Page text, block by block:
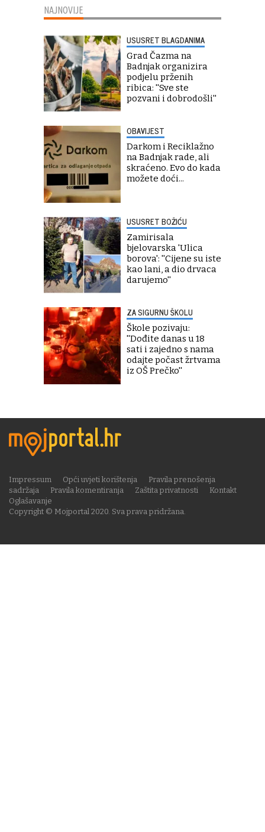
NAJNOVIJE
USUSRET BLAGDANIMA
Grad Čazma na
Badnjak organizira
podjelu prženih
ribica: ''Sve ste
pozvani i dobrodošli''
OBAVIJEST
Darkom i Reciklažno
na Badnjak rade, ali
skraćeno. Evo do kada
možete doći...
USUSRET BOŽIĆU
Zamirisala
bjelovarska 'Ulica
borova': ''Cijene su iste
kao lani, a dio drvaca
darujemo''
ZA SIGURNU ŠKOLU
Škole pozivaju:
''Dođite danas u 18
sati i zajedno s nama
odajte počast žrtvama
iz OŠ Prečko''
Copyright © Mojportal 2020. Sva prava pridržana.
Impressum Opći uvjeti korištenja
Pravila prenošenja
sadržaja
Pravila komentiranja Zaštita privatnosti
Kontakt
Oglašavanje